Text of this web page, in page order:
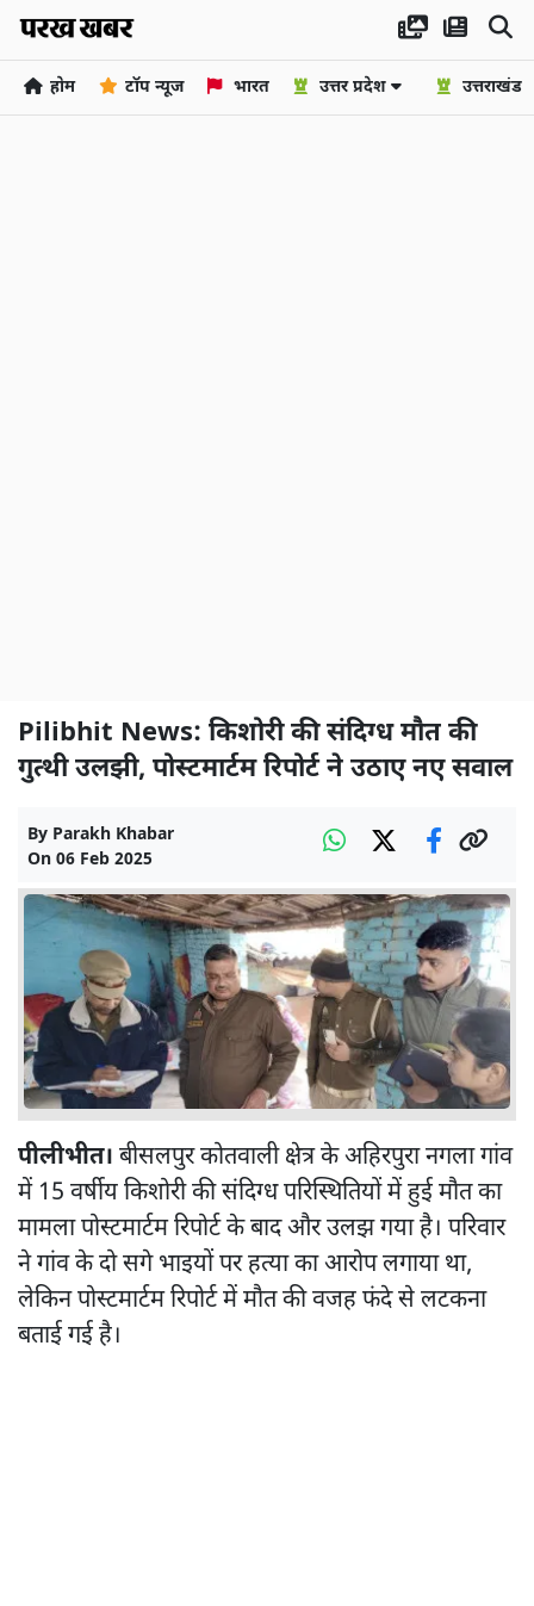
होम टॉप न्यूज भारत उत्तर प्रदेश उत्तराखंड
Pilibhit News: किशोरी की संदिग्ध मौत की
गुत्थी उलझी, पोस्टमार्टम रिपोर्ट ने उठाए नए सवाल
By Parakh Khabar
On 06 Feb 2025
पीलीभीत। बीसलपुर कोतवाली क्षेत्र के अहिरपुरा नगला गांव
में 15 वर्षीय किशोरी की संदिग्ध परिस्थितियों में हुई मौत का
मामला पोस्टमार्टम रिपोर्ट के बाद और उलझ गया है। परिवार
ने गांव के दो सगे भाइयों पर हत्या का आरोप लगाया था,
लेकिन पोस्टमार्टम रिपोर्ट में मौत की वजह फंदे से लटकना
बताई गई है।